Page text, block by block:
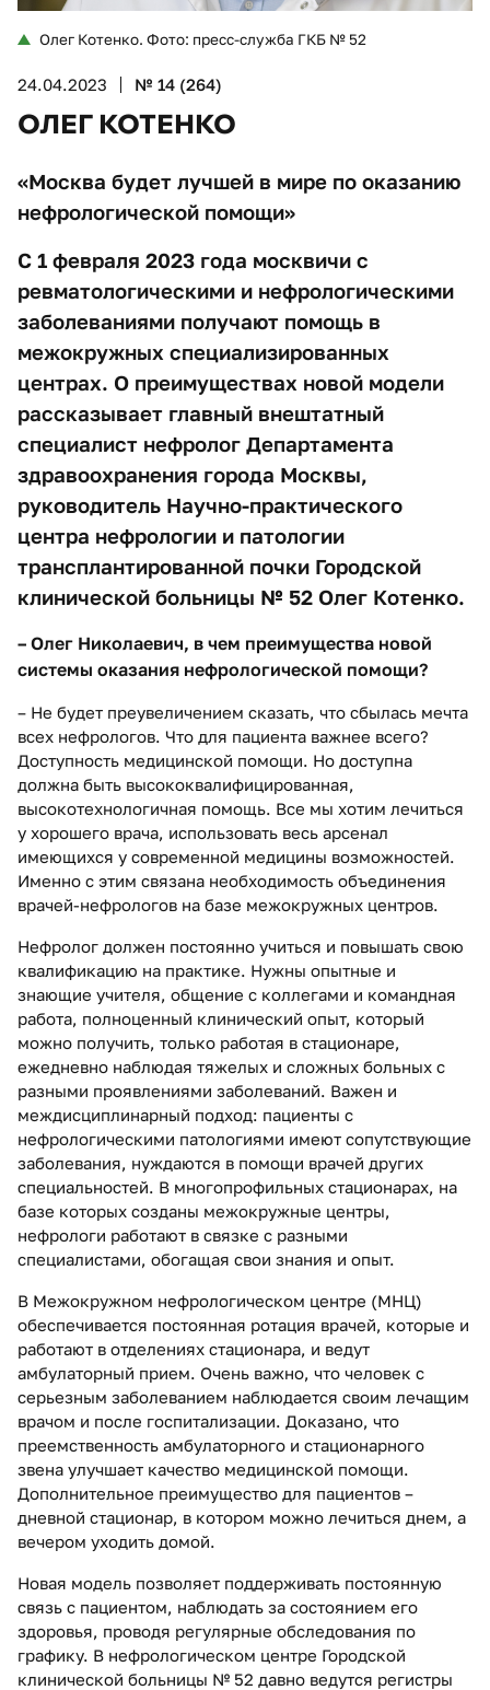
Олег Котенко. Фото: пресс-служба ГКБ № 52
24.04.2023 № 14 (264)
ОЛЕГ КОТЕНКО
«Москва будет лучшей в мире по оказанию
нефрологической помощи»
С 1 февраля 2023 года москвичи с
ревматологическими и нефрологическими
заболеваниями получают помощь в
межокружных специализированных
центрах. О преимуществах новой модели
рассказывает главный внештатный
специалист нефролог Департамента
здравоохранения города Москвы,
руководитель Научно-практического
центра нефрологии и патологии
трансплантированной почки Городской
клинической больницы № 52 Олег Котенко.
– Олег Николаевич, в чем преимущества новой
системы оказания нефрологической помощи?
– Не будет преувеличением сказать, что сбылась мечта
всех нефрологов. Что для пациента важнее всего?
Доступность медицинской помощи. Но доступна
должна быть высококвалифицированная,
высокотехнологичная помощь. Все мы хотим лечиться
у хорошего врача, использовать весь арсенал
имеющихся у современной медицины возможностей.
Именно с этим связана необходимость объединения
врачей-нефрологов на базе межокружных центров.
Нефролог должен постоянно учиться и повышать свою
квалификацию на практике. Нужны опытные и
знающие учителя, общение с коллегами и командная
работа, полноценный клинический опыт, который
можно получить, только работая в стационаре,
ежедневно наблюдая тяжелых и сложных больных с
разными проявлениями заболеваний. Важен и
междисциплинарный подход: пациенты с
нефрологическими патологиями имеют сопутствующие
заболевания, нуждаются в помощи врачей других
специальностей. В многопрофильных стационарах, на
базе которых созданы межокружные центры,
нефрологи работают в связке с разными
специалистами, обогащая свои знания и опыт.
В Межокружном нефрологическом центре (МНЦ)
обеспечивается постоянная ротация врачей, которые и
работают в отделениях стационара, и ведут
амбулаторный прием. Очень важно, что человек с
серьезным заболеванием наблюдается своим лечащим
врачом и после госпитализации. Доказано, что
преемственность амбулаторного и стационарного
звена улучшает качество медицинской помощи.
Дополнительное преимущество для пациентов –
дневной стационар, в котором можно лечиться днем, а
вечером уходить домой.
Новая модель позволяет поддерживать постоянную
связь с пациентом, наблюдать за состоянием его
здоровья, проводя регулярные обследования по
графику. В нефрологическом центре Городской
клинической больницы № 52 давно ведутся регистры